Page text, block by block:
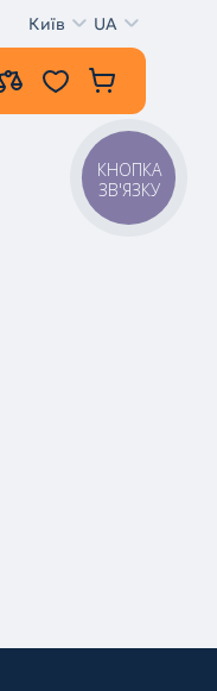
Київ UA
КНОПКА
ЗВ'ЯЗКУ